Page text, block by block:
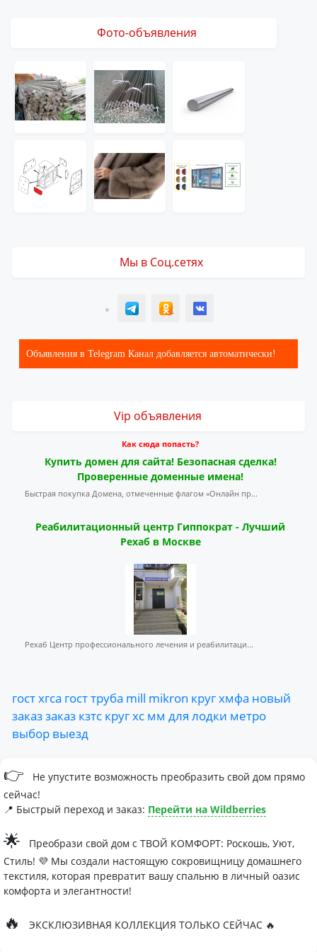
Фото-объявления
Мы в Соц.сетях
T ОК ВК
Объявления в Telegram Канал добавляется автоматически!
Vip объявления
Как сюда попасть?
Купить домен для сайта! Безопасная сделка!
Проверенные доменные имена!
Быстрая покупка Домена, отмеченные флагом «Онлайн пр...
Реабилитационный центр Гиппократ - Лучший
Рехаб в Москве
Рехаб Центр профессионального лечения и реабилитаци...
гостхгса госттруба mill mikron кругхмфа новый
заказзаказ кзтс кругхс мм для лодки метро
выбор выезд
👉
Не упустите возможность преобразить свой дом прямо
сейчас!
📍 Быстрый переход и заказ: Перейти на Wildberries
🌟
Преобрази свой дом с ТВОЙ КОМФОРТ: Роскошь, Уют,
Стиль! 💜 Мы создали настоящую сокровищницу домашнего
текстиля, которая превратит вашу спальню в личный оазис
комфорта и элегантности!
🔥 ЭКСКЛЮЗИВНАЯ КОЛЛЕКЦИЯ ТОЛЬКО СЕЙЧАС 🔥